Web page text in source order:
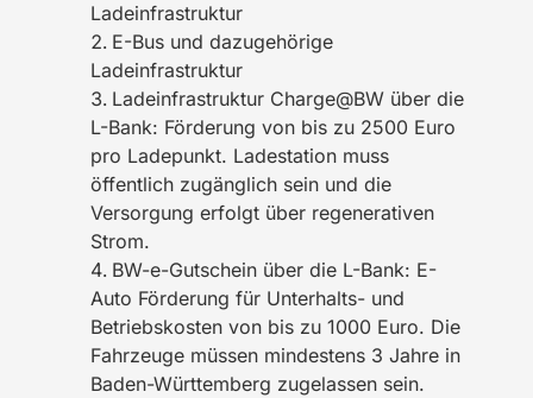
Ladeinfrastruktur
E-Bus und dazugehörige
Ladeinfrastruktur
Ladeinfrastruktur Charge@BW über die
L-Bank: Förderung von bis zu 2500 Euro
pro Ladepunkt. Ladestation muss
öffentlich zugänglich sein und die
Versorgung erfolgt über regenerativen
Strom.
BW-e-Gutschein über die L-Bank: E-
Auto Förderung für Unterhalts- und
Betriebskosten von bis zu 1000 Euro. Die
Fahrzeuge müssen mindestens 3 Jahre in
Baden-Württemberg zugelassen sein.